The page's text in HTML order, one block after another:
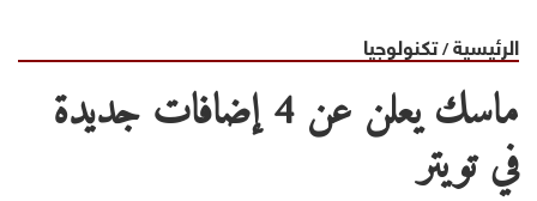
الرئيسية/تكنولوجيا
ماسك يعلن عن 4 إضافات جديدة
في تويتر